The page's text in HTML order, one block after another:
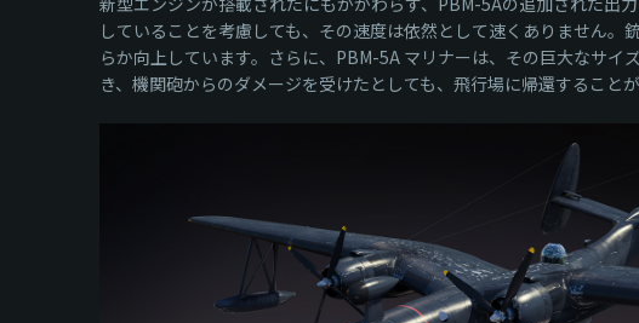
していることを考慮しても、その速度は依然として速くありません
らか向上しています。さらに、PBM-5A マリナーは、その巨大なサ
き、機関砲からのダメージを受けたとしても、飛行場に帰還することが